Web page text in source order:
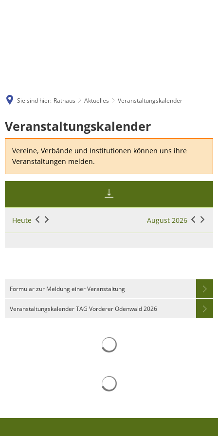
Sie sind hier: Rathaus Aktuelles Veranstaltungskalender
Veranstaltungskalender
Veranstaltungskalender
Vereine, Verbände und Institutionen können uns ihre
Veranstaltungen melden.
Heute August 2026
Formular zur Meldung einer Veranstaltung
Veranstaltungskalender TAG Vorderer Odenwald 2026